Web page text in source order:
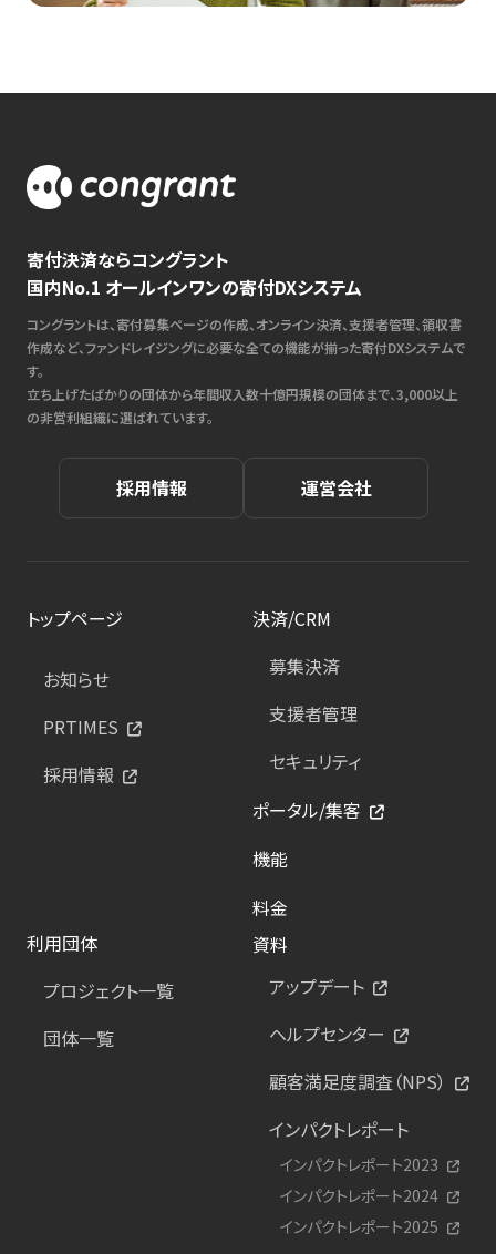
寄付決済ならコングラント
国内No.1 オールインワンの寄付DXシステム
コングラントは、寄付募集ページの作成、オンライン決済、支援者管理、領収書
作成など、ファンドレイジングに必要な全ての機能が揃った寄付DXシステムで
す。
立ち上げたばかりの団体から年間収入数十億円規模の団体まで、3,000以上
の非営利組織に選ばれています。
採用情報 運営会社
トップページ
お知らせ
PRTIMES
採用情報
決済/CRM
募集決済
支援者管理
セキュリティ
ポータル/集客
機能
料金
利用団体
プロジェクト一覧
団体一覧
資料
アップデート
ヘルプセンター
顧客満足度調査（NPS）
インパクトレポート
インパクトレポート2023
インパクトレポート2024
インパクトレポート2025